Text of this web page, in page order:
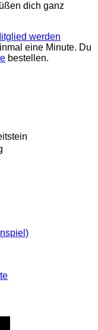
dich ganz
werden
eine Minute. Du
bestellen.